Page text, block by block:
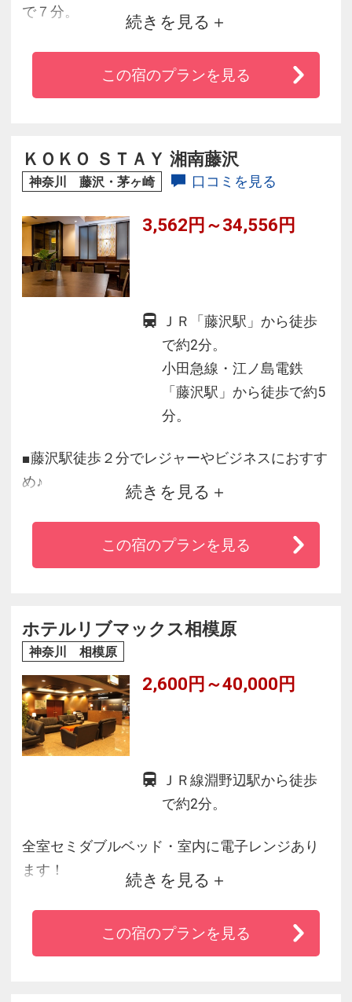
で７分。
☆お車でのアクセス抜群。無料の駐車場、大浴
場（男女入替制）をご用意。
☆朝食と夕食はこだわりの手作りバイキングス
～スタッフ一同、安心できるプラスワンのサー
ビスを目指しております～
続きを見る
この宿のプランを見る
ＫＯＫＯ ＳＴＡＹ 湘南藤沢
神奈川 藤沢・茅ヶ崎 口コミを見る
3,562円～34,556円
ＪＲ「藤沢駅」から徒歩
で約2分。
小田急線・江ノ島電鉄
「藤沢駅」から徒歩で約5
分。
■藤沢駅徒歩２分でレジャーやビジネスにおすす
め♪
■ベッドはオリジナルのポケットコイルマットレ
ス♪
■女性のお客様には基礎化粧品などのアメニティ
続きを見る
この宿のプランを見る
ホテルリブマックス相模原
神奈川 相模原
2,600円～40,000円
ＪＲ線淵野辺駅から徒歩
で約2分。
全室セミダブルベッド・室内に電子レンジあり
ます！
桜美林大学・青山学院大学・麻布大学へアクセ
ス良好☆
横浜エリアへもJR横浜線でアクセス可能です♪
続きを見る
この宿のプランを見る